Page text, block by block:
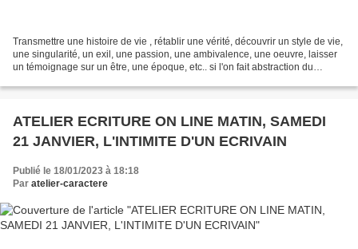
Transmettre une histoire de vie , rétablir une vérité, découvrir un style de vie,
une singularité, un exil, une passion, une ambivalence, une oeuvre, laisser
un témoignage sur un être, une époque, etc.. si l'on fait abstraction du
ATELIER ECRITURE ON LINE MATIN, SAMEDI
21 JANVIER, L'INTIMITE D'UN ECRIVAIN
Publié le 18/01/2023 à 18:18
Par atelier-caractere